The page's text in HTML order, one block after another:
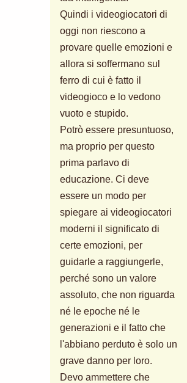
Quindi i videogiocatori di
oggi non riescono a
provare quelle emozioni e
allora si soffermano sul
ferro di cui è fatto il
videogioco e lo vedono
vuoto e stupido.
Potrò essere presuntuoso,
ma proprio per questo
prima parlavo di
educazione. Ci deve
essere un modo per
spiegare ai videogiocatori
moderni il significato di
certe emozioni, per
guidarle a raggiungerle,
perché sono un valore
assoluto, che non riguarda
né le epoche né le
generazioni e il fatto che
l'abbiano perduto è solo un
grave danno per loro.
Devo ammettere che